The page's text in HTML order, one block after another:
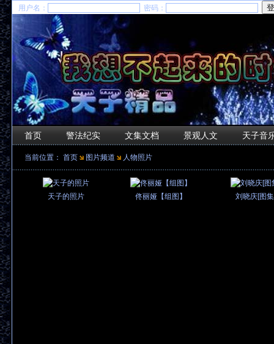
用户名： 密码：
首页 警法纪实 文集文档 景观人文 天子音
当前位置： 首页 图片频道 人物照片
天子的照片 佟丽娅【组图】 刘晓庆[图